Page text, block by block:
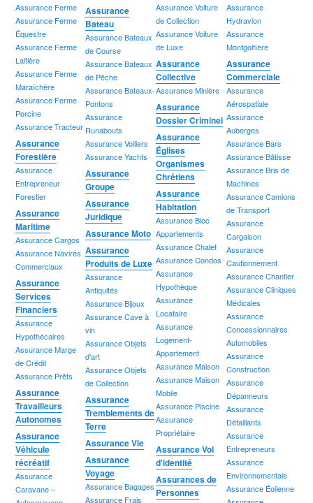
Assurance Ferme
Assurance Ferme
Équestre
Assurance Ferme
Laitière
Assurance Ferme
Maraîchère
Assurance Ferme
Porcine
Assurance Tracteur
Assurance Voiture
de Collection
Assurance Voiture
de Luxe
Assurance
Hydravion
Assurance
Montgolfière
Assurance
Bateau
Assurance Bateaux
de Course
Assurance Bateaux
de Pêche
Assurance Bateaux-
Pontons
Assurance
Runabouts
Assurance Voiliers
Assurance Yachts
Assurance
Collective
Assurance Minière
Assurance
Commerciale
Assurance
Aérospatiale
Assurance
Auberges
Assurance Bars
Assurance Bâtisse
Assurance Bris de
Machines
Assurance Camions
de Transport
Assurance
Cargaison
Assurance
Cautionnement
Assurance Chantier
Assurance Cliniques
Médicales
Assurance
Concessionnaires
Automobiles
Assurance
Construction
Assurance
Dépanneurs
Assurance
Détaillants
Assurance
Entrepreneurs
Assurance
Environnementale
Assurance Éolienne
Assurance
Dossier Criminel
Assurance
Églises
Organismes
Chrétiens
Assurance
Forestière
Assurance
Entrepreneur
Forestier
Assurance
Groupe
Assurance
Habitation
Assurance Bloc
Appartements
Assurance Chalet
Assurance Condos
Assurance
Hypothèque
Assurance
Locataire
Assurance
Logement-
Appartement
Assurance Maison
Assurance Maison
Mobile
Assurance Piscine
Assurance
Propriétaire
Assurance
Juridique
Assurance
Maritime
Assurance Cargos
Assurance Navires
Commerciaux
Assurance Moto
Assurance
Produits de Luxe
Assurance
Antiquités
Assurance Bijoux
Assurance Cave à
vin
Assurance Objets
d'art
Assurance Objets
de Collection
Assurance
Services
Financiers
Assurance
Hypothécaires
Assurance Marge
de Crédit
Assurance Prêts
Assurance
Travailleurs
Autonomes
Assurance
Tremblements de
Terre
Assurance
Véhicule
récréatif
Assurance
Caravane –
Assurance Vie
Assurance Vol
d'identité
Assurance
Voyage
Assurance Bagages
Assurance Frais
Assurances de
Personnes